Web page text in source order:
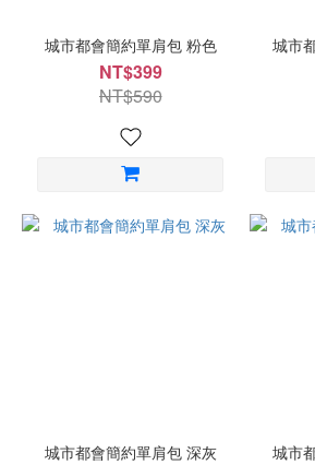
城市都會簡約單肩包 粉色
NT$399
NT$590
城市都會簡約單肩包 深灰